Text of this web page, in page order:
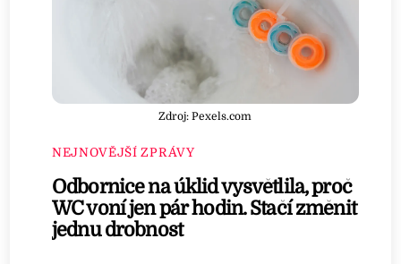
Zdroj: Pexels.com
NEJNOVĚJŠÍ ZPRÁVY
Odbornice na úklid vysvětlila, proč
WC voní jen pár hodin. Stačí změnit
jednu drobnost